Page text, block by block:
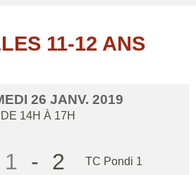
11-12 ANS
26 JANV. 2019
DE 14H À 17H
1 - 2 TC Pondi 1